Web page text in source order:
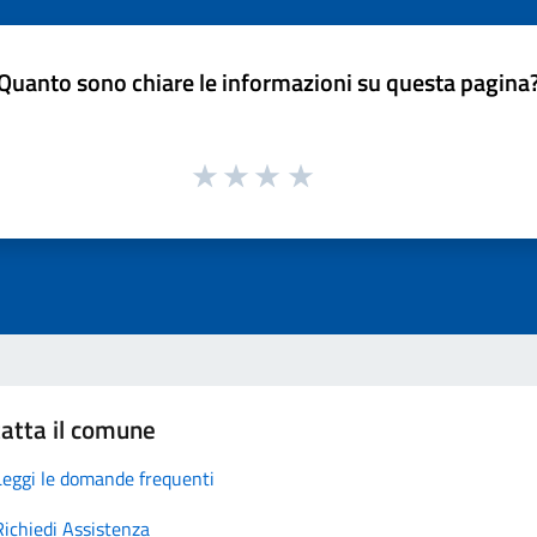
sono chiare le informazioni su questa
il comune
le domande frequenti
Assistenza